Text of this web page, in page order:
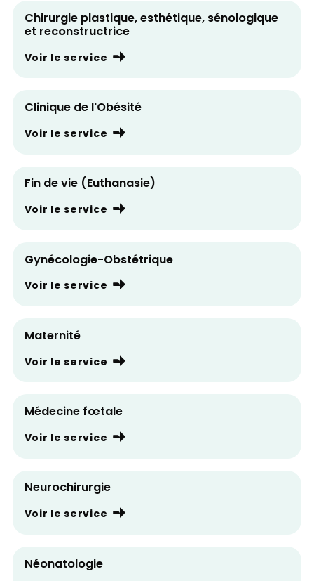
Chirurgie plastique, esthétique, sénologique
et reconstructrice
Voir le service
Clinique de l'Obésité
Voir le service
Fin de vie (Euthanasie)
Voir le service
Gynécologie-Obstétrique
Voir le service
Maternité
Voir le service
Médecine fœtale
Voir le service
Neurochirurgie
Voir le service
Néonatologie